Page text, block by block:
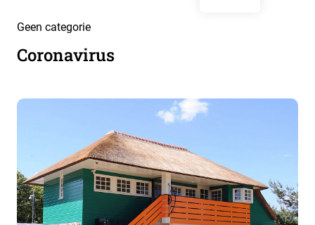
Geen categorie
Coronavirus